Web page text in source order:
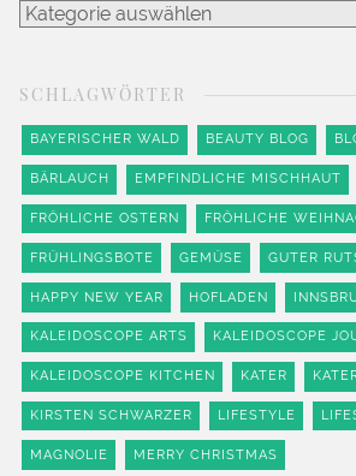
Kategorien
SCHLAGWÖRTER
BAYERISCHER WALD BEAUTY BLOG
BÄRLAUCH EMPFINDLICHE MISCHHAUT
FRÖHLICHE OSTERN FRÖHLICHE
FRÜHLINGSBOTE GEMÜSE GUTER
HAPPY NEW YEAR HOFLADEN
KALEIDOSCOPE ARTS KALEIDOSCOPE
KALEIDOSCOPE KITCHEN KATER
KIRSTEN SCHWARZER LIFESTYLE
MAGNOLIE MERRY CHRISTMAS